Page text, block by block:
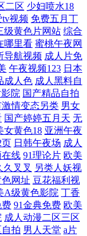
的配资平台 国产精
卡三 亚洲一级在线
情国产 91成年人激
影天堂 日本岛国精品
韩性爱官方网站 成
月婷婷精品免费视频
在线 我把美女日出
合图区 国产丝袜人
二区 少妇喷水18
tv视频 免费五月丁
级黄色片网站 综合
哪里看 蜜桃午夜网
导航视频 成人片免
午夜视频123 日本
成人色 成人黑料自
院 国产精品自拍
情变态另类 男女
国产婷婷五月天 无
女黄色18 亚洲午夜
页 日韩午夜场 成人
在线 91理论片 欧美
久叉叉 另类人妖视
色网址 豆花福利视
A级黄色影院 丁香
费 91金典免费 欧美
成人动漫二区三区
拍 男人天堂 a片